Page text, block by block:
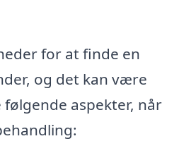
for at finde en
og det kan være
aspekter, når